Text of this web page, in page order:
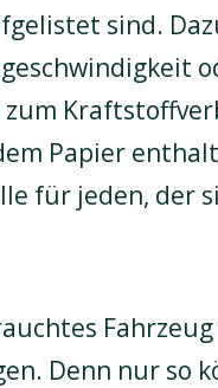
sind.
zum
Papier
für jeden, der
Denn nur so